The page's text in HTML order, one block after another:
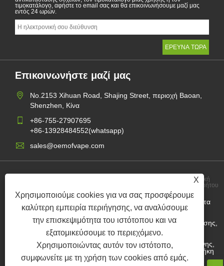
X
Χρησιμοποιούμε cookies για να σας προσφέρουμε
καλύτερη εμπειρία περιήγησης, να αναλύσουμε
την επισκεψιμότητα του ιστότοπου και να
εξατομικεύσουμε το περιεχόμενο.
Χρησιμοποιώντας αυτόν τον ιστότοπο,
συμφωνείτε με τη χρήση των cookies από εμάς.
τιμοκατάλογο, αφήστε το email σας και θα επικοινωνήσουμε μαζί μας
εντός 24 ωρών.
Επικοινωνήστε μαζί μας
No.2153 Xihuan Road, Shajing Street, περιοχή Baoan,
Shenzhen, Κίνα
+86-755-27907695
+86-13928484552(whatsapp)
sales@oemofvape.com
Πολιτική
Απορρήτου
Copyright © 2022 Aplus Precision Technology Co., Ltd. Όλα τα
δικαιώματα διατηρούνται.
Κατασκευαστής κασέτας της Κίνας, Συσκευή POD αντικατάστασης,
Vape Vape, εργοστάσιο OEM VAPE, Ηλεκτρονικό τσιγάρο
Ο χονδρέμπορος θήκης νικοτίνης, προμηθευτής θήκης νικοτίνης,
εργοστάσιο θήκης νικοτίνης OEM, εργοστάσιο OEM SNUS, θήκη
νικοτίνης, Predilled Pod,